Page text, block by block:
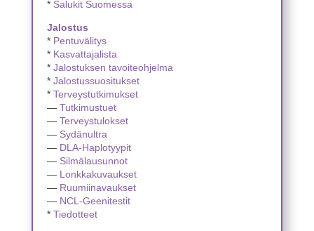
* Salukit Suomessa
Jalostus
* Pentuvälitys
* Kasvattajalista
* Jalostuksen tavoiteohjelma
* Jalostussuositukset
* Terveystutkimukset
— Tutkimustuet
— Terveystulokset
— Sydänultra
— DLA-Haplotyypit
— Silmälausunnot
— Lonkkakuvaukset
— Ruumiinavaukset
— NCL-Geenitestit
* Tiedotteet